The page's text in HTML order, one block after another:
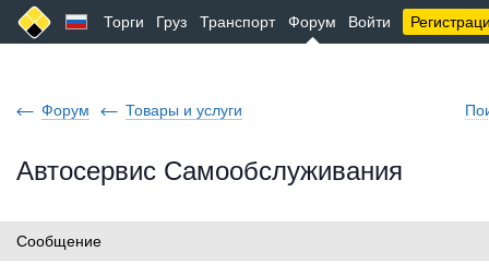
Торги Груз Транспорт Форум Войти
Форум Товары и услуги
Автосервис Самообслуживания
Сообщение